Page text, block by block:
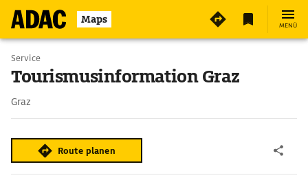
Maps MENÜ
Service
Tourismusinformation Graz
Graz
Route planen